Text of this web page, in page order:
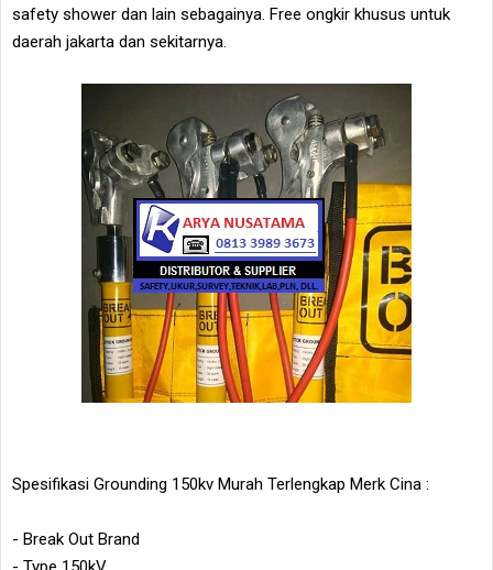
safety shower dan lain sebagainya. Free ongkir khusus untuk
daerah jakarta dan sekitarnya.
Spesifikasi Grounding 150kv Murah Terlengkap Merk Cina :
- Break Out Brand